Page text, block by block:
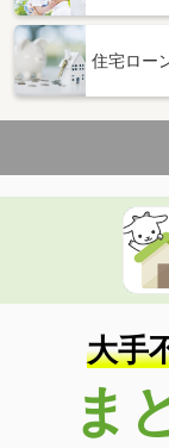
住宅ロー
大手
ま